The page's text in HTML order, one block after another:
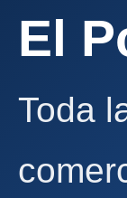
El
Toda